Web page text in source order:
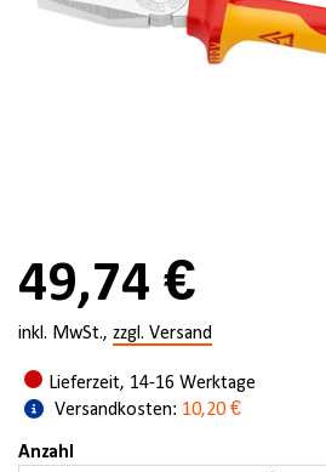
49,74 €
inkl. MwSt., zzgl. Versand
Lieferzeit, 14-16 Werktage
Versandkosten: 10,20 €
Anzahl